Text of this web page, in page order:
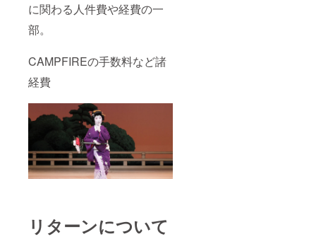
に関わる人件費や経費の一
部。
CAMPFIREの手数料など諸
経費
リターンについて